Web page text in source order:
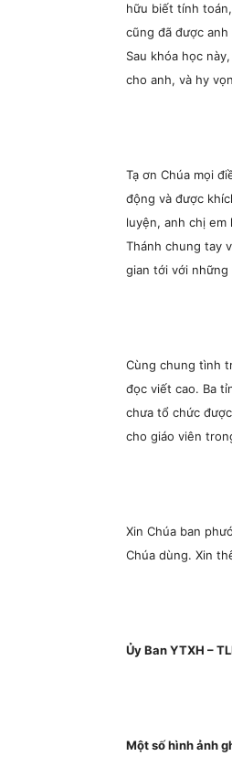
hữu biết tính
cũng đã được
Sau khóa học
cho anh, và hy
Tạ ơn Chúa mọi
động và được
luyện, anh chị
Thánh chung tay
gian tới với
Cùng chung tình
đọc viết cao. Ba
chưa tổ chức
cho giáo viên
Xin Chúa ban
Chúa dùng. Xin
Ủy Ban YTXH –
Một số hình ảnh